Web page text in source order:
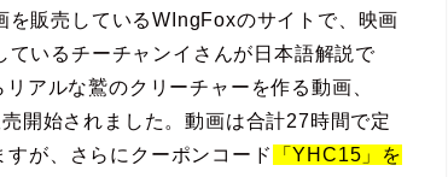
販売しているWIngFoxのサイトで、映画
いるチーチャンイさんが日本語解説で
アルな鷲のクリーチャーを作る動画、
開始されました。動画は合計27時間で定
が、さらにクーポンコード
「YHC15」を